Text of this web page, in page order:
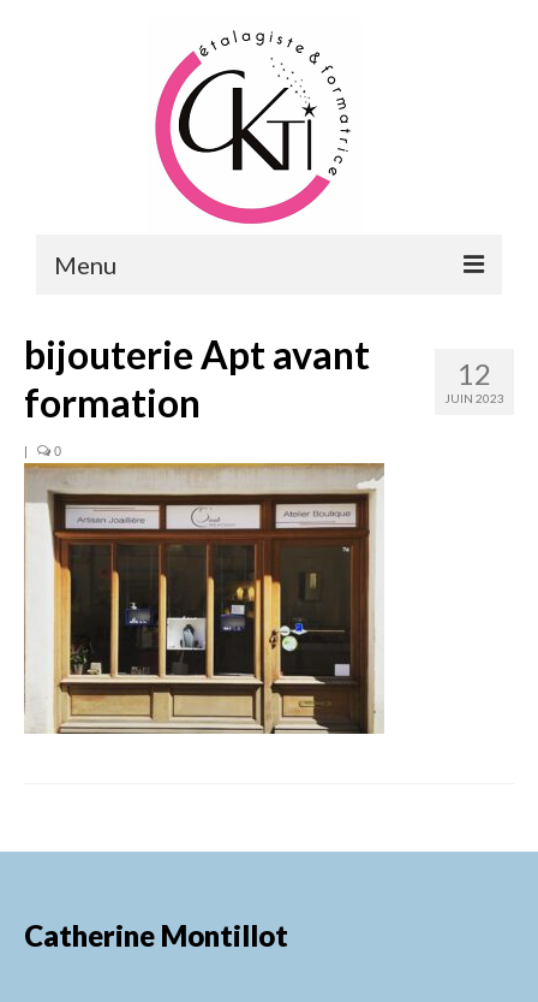
Menu
MERCHANDISING & VITRINES
FORMATIONS RH
FORMATIONS DE FORMATEURS
CONSEILS & PRESTATIONS
REALISATIONS
CONTACT
12
JUIN 2023
bijouterie Apt avant
formation
| 0
Catherine Montillot